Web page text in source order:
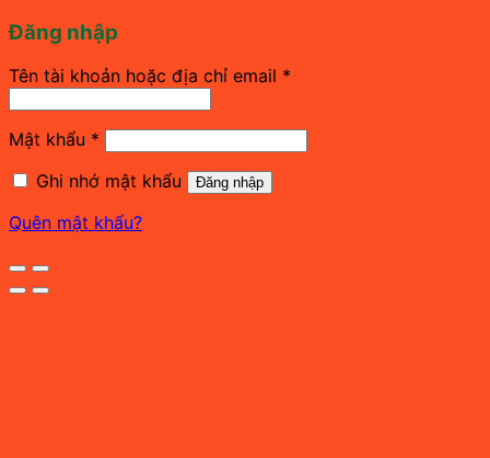
Đăng nhập
Tên tài khoản hoặc địa chỉ email *
Mật khẩu *
Ghi nhớ mật khẩu
Đăng nhập
Quên mật khẩu?